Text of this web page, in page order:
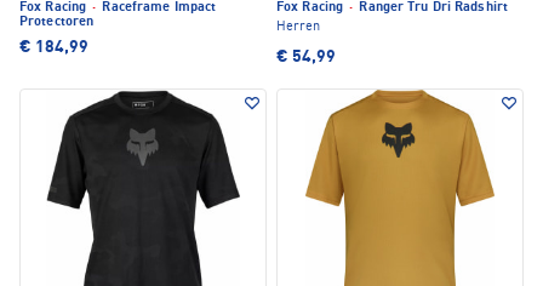
Fox Racing · Raceframe Impact
Protectoren
€ 184,99
Fox Racing · Ranger Tru Dri Radshirt
Herren
€ 54,99